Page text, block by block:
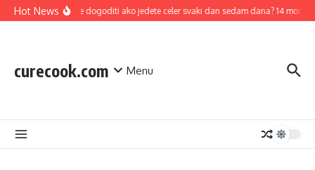
Skip to content
Hot News
Šta se može dogoditi ako jedete celer svaki dan sedam dana? 14 mogućih
curecook.com Menu